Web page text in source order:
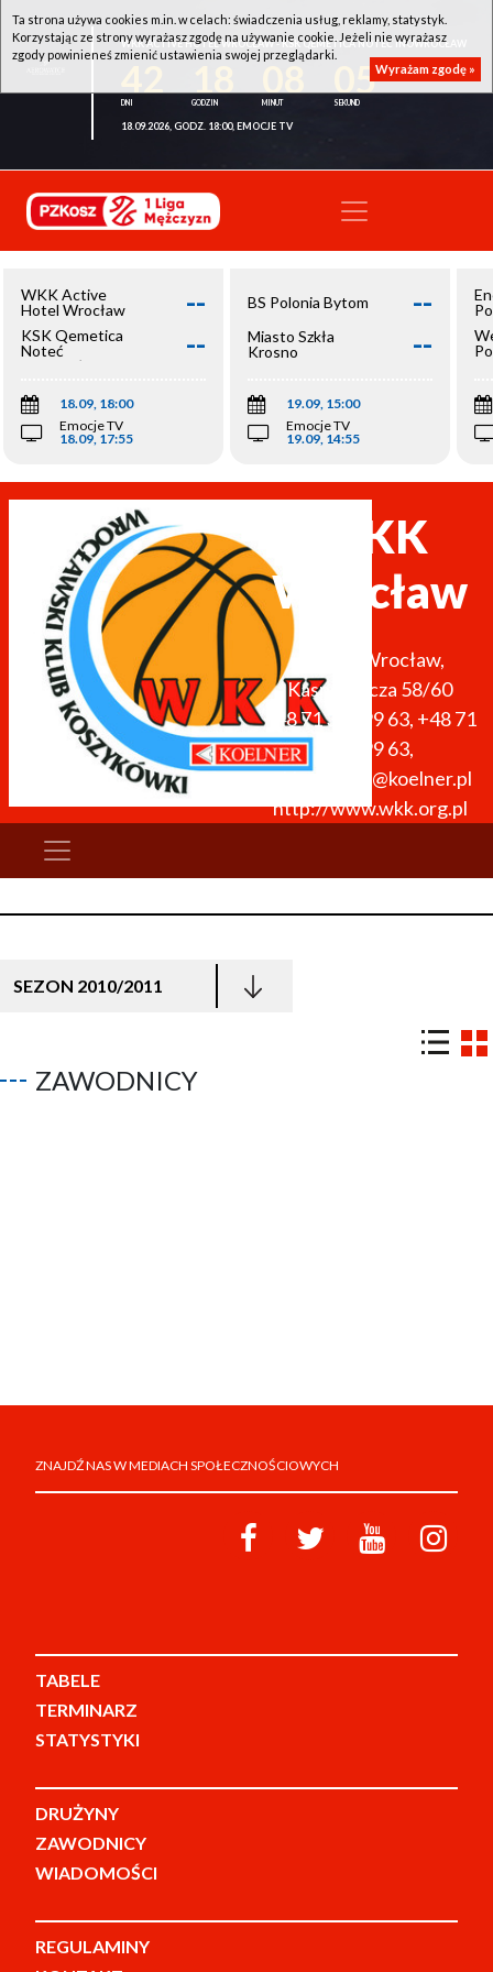
WKK ACTIVE HOTEL WROCŁAW - KSK QEMETICA NOTEĆ INOWROCŁAW
05
18.09.2026, GODZ. 18:00, EMOCJE TV
WKK Active
Hotel Wrocław
--
KSK Qemetica
Noteć
Inowrocław
--
18.09, 18:00
Emocje TV
18.09, 17:55
BS Polonia Bytom --
Miasto Szkła
Krosno
--
19.09, 15:00
Emocje TV
19.09, 14:55
WKK
Wrocław
Wrocław,
Kasprowicza 58/60
+48 71 327 99 63, +48 71
327 99 63,
wkk.obiekty@koelner.pl
http://www.wkk.org.pl
SEZON 2010/2011
ZAWODNICY
ZNAJDŹ NAS W MEDIACH SPOŁECZNOŚCIOWYCH
TABELE
TERMINARZ
STATYSTYKI
DRUŻYNY
ZAWODNICY
WIADOMOŚCI
REGULAMINY
Ta strona używa cookies m.in. w celach: świadczenia usług, reklamy, statystyk.
Korzystając ze strony wyrażasz zgodę na używanie cookie. Jeżeli nie wyrażasz
zgody powinieneś zmienić ustawienia swojej przeglądarki.
Wyrażam zgodę »